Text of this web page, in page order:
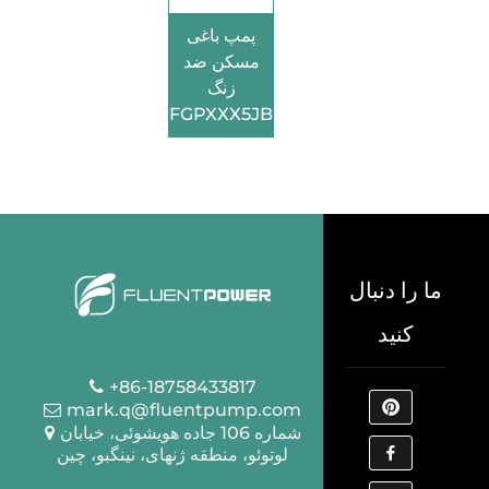
پمپ باغی
مسکن ضد
زنگ
FGPXXX5JB
+86-18758433817
mark.q@fluentpump.com
شماره 106 جاده هویشوئی، خیابان
لوتوئو، منطقه ژنهای، نینگبو، چین
ما را دنبال
کنید